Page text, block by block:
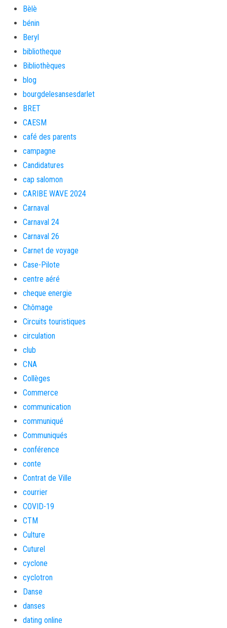
Bèlè
bénin
Beryl
bibliotheque
Bibliothèques
blog
bourgdelesansesdarlet
BRET
CAESM
café des parents
campagne
Candidatures
cap salomon
CARIBE WAVE 2024
Carnaval
Carnaval 24
Carnaval 26
Carnet de voyage
Case-Pilote
centre aéré
cheque energie
Chômage
Circuits touristiques
circulation
club
CNA
Collèges
Commerce
communication
communiqué
Communiqués
conférence
conte
Contrat de Ville
courrier
COVID-19
CTM
Culture
Cuturel
cyclone
cyclotron
Danse
danses
dating online